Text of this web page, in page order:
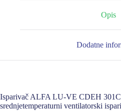
Opis
Dodatne
Isparivač ALFA LU-VE CDEH
srednjetemperaturni ventilatorski